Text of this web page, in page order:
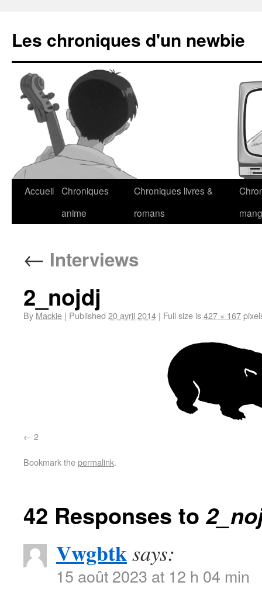
Les chroniques d'un newbie
Accueil Chroniques
anime
Chroniques livres &
romans
← Interviews
2_nojdj
By Mackie | Published 20 avril 2014 | Full size is427 × 167
2
Bookmark thepermalink.
42 Responses to
Vwgbtksays:
15 août 2023 at 12 h 04 min